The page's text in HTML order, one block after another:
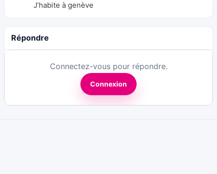
J’habite à genève
Répondre
Connectez-vous pour répondre.
Connexion